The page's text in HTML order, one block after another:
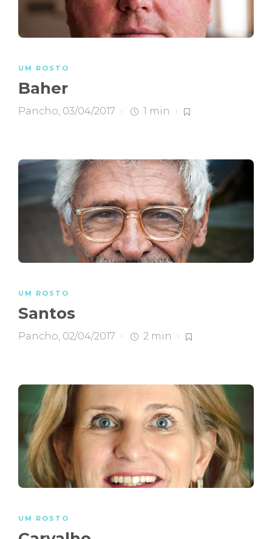
UM ROSTO
Baher
Pancho, 03/04/2017 1 min
UM ROSTO
Santos
Pancho, 02/04/2017 2 min
UM ROSTO